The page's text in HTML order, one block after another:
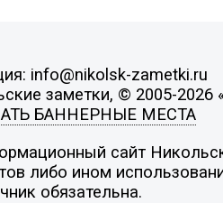
info@nikolsk-zametki.ru
заметки, © 2005-2026
БАННЕРНЫЕ МЕСТА
сайт
либо ином
обязательна.